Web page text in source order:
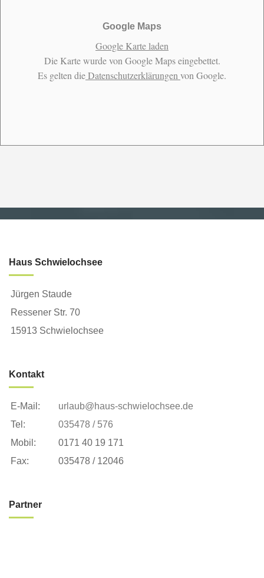
Google Maps
Google Karte laden
Die Karte wurde von Google Maps eingebettet.
Es gelten dieDatenschutzerklärungen von Google.
Haus Schwielochsee
Jürgen Staude
Ressener Str. 70
15913 Schwielochsee
Kontakt
E-Mail:
urlaub@haus-schwielochsee.de
Tel:
035478 / 576
Mobil:
0171 40 19 171
Fax:
035478 / 12046
Partner